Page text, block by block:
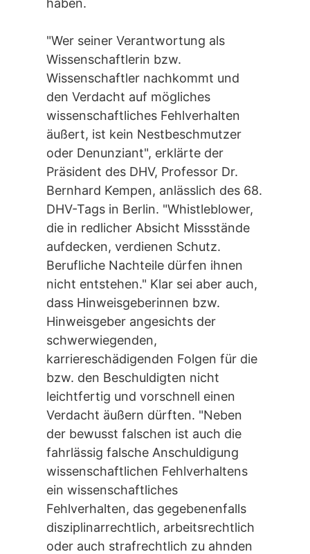
haben.
"Wer seiner Verantwortung als
Wissenschaftlerin bzw.
Wissenschaftler nachkommt und
den Verdacht auf mögliches
wissenschaftliches Fehlverhalten
äußert, ist kein Nestbeschmutzer
oder Denunziant", erklärte der
Präsident des DHV, Professor Dr.
Bernhard Kempen, anlässlich des 68.
DHV-Tags in Berlin. "Whistleblower,
die in redlicher Absicht Missstände
aufdecken, verdienen Schutz.
Berufliche Nachteile dürfen ihnen
nicht entstehen." Klar sei aber auch,
dass Hinweisgeberinnen bzw.
Hinweisgeber angesichts der
schwerwiegenden,
karriereschädigenden Folgen für die
bzw. den Beschuldigten nicht
leichtfertig und vorschnell einen
Verdacht äußern dürften. "Neben
der bewusst falschen ist auch die
fahrlässig falsche Anschuldigung
wissenschaftlichen Fehlverhaltens
ein wissenschaftliches
Fehlverhalten, das gegebenenfalls
disziplinarrechtlich, arbeitsrechtlich
oder auch strafrechtlich zu ahnden